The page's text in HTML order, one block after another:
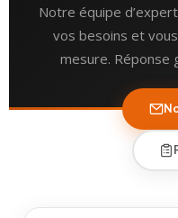
Offres d’emploi
ESPACE ENTREPRISE
Mon espace
NOS SERVICES
Recrutement & RH
Formation & Coaching
Notre équipe
vos besoins et
mesure. Réponse